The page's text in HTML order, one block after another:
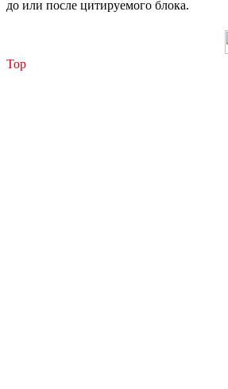
до или после цитируемого блока.
Top